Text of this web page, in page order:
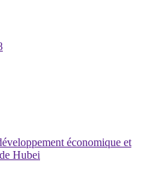
économique et
Hubei